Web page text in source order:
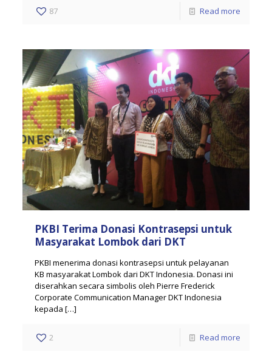
87 Read more
PKBI Terima Donasi Kontrasepsi untuk
Masyarakat Lombok dari DKT
PKBI menerima donasi kontrasepsi untuk pelayanan
KB masyarakat Lombok dari DKT Indonesia. Donasi ini
diserahkan secara simbolis oleh Pierre Frederick
Corporate Communication Manager DKT Indonesia
kepada […]
2 Read more